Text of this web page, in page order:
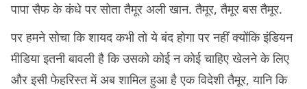
पापा सैफ के कंधे पर सोता तैमूर अली खान. तैमूर, तैमूर बस तैमूर.
पर हमने सोचा कि शायद कभी तो ये बंद होगा पर नहीं क्योंकि इंडियन
मीडिया इतनी बावली है कि उसको कोई न कोई चाहिए खेलने के लिए
और इसी फेहरिस्त में अब शामिल हुआ है एक विदेशी तैमूर, यानि कि